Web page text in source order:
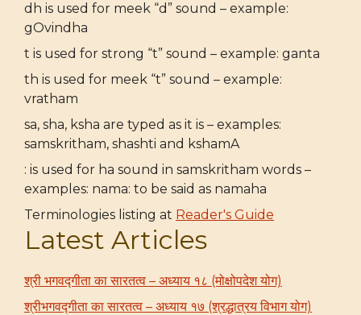
dh is used for meek “d” sound – example:
gOvindha
t is used for strong “t” sound – example: ganta
th is used for meek “t” sound – example:
vratham
sa, sha, ksha are typed as it is – examples:
samskritham, shashti and kshamA
: is used for ha sound in samskritham words –
examples: nama: to be said as namaha
Terminologies listing at Reader's Guide
Latest Articles
श्री भगवद्गीता का सारतत्व – अध्याय १८ (मोक्षोपदेश योग)
श्रीभगवद्गीता का सारतत्व – अध्याय १७ (श्रद्धात्रय विभाग योग)